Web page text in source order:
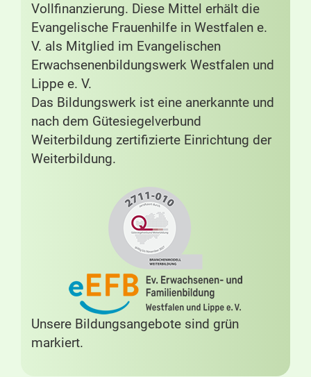
Vollfinanzierung. Diese Mittel erhält die
Evangelische Frauenhilfe in Westfalen e.
V. als Mitglied im Evangelischen
Erwachsenenbildungswerk Westfalen und
Lippe e. V.
Das Bildungswerk ist eine anerkannte und
nach dem Gütesiegelverbund
Weiterbildung zertifizierte Einrichtung der
Weiterbildung.
Unsere Bildungsangebote sind grün
markiert.